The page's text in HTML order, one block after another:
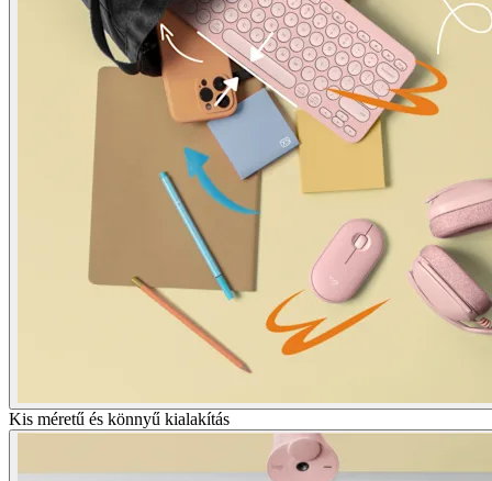
Kis méretű és könnyű kialakítás